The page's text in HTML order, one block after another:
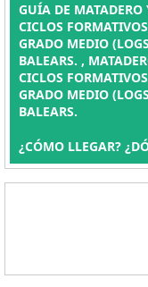
GUÍA DE MATADERO
CICLOS
GRADO MEDIO
BALEARS. ,
CICLOS
GRADO MEDIO
BALEARS.
¿CÓMO LLEGAR?